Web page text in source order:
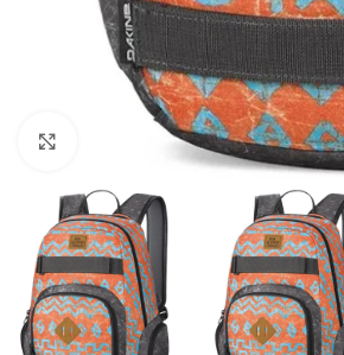
Клацніть, щоб збільшити